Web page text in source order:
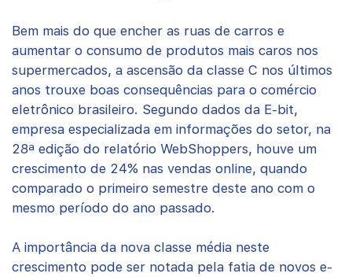
Bem mais do que encher as ruas de carros e
aumentar o consumo de produtos mais caros nos
supermercados, a ascensão da classe C nos últimos
anos trouxe boas consequências para o comércio
eletrônico brasileiro. Segundo dados da E-bit,
empresa especializada em informações do setor, na
28ª edição do relatório WebShoppers, houve um
crescimento de 24% nas vendas online, quando
comparado o primeiro semestre deste ano com o
mesmo período do ano passado.
A importância da nova classe média neste
crescimento pode ser notada pela fatia de novos e-